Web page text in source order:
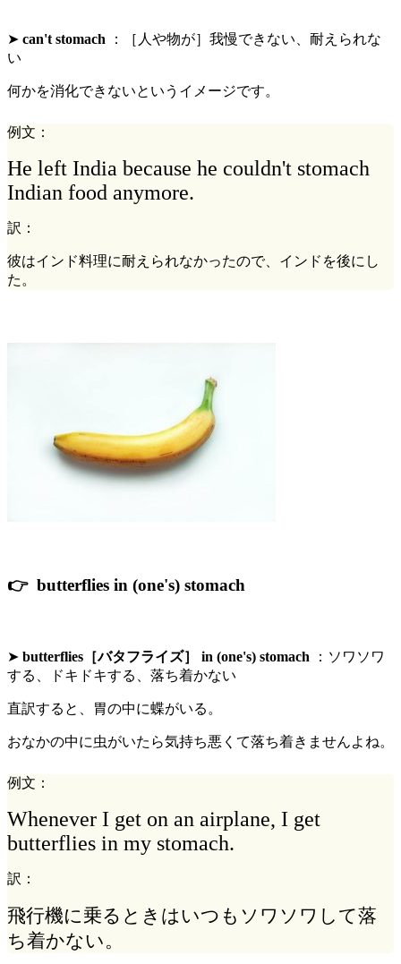
➤ can't stomach ：［人や物が］ 我慢できない 、耐えられな
い
何かを消化できないというイメージです。
例文：
He left India because he couldn't stomach
Indian food anymore.
訳：
彼はインド料理に耐えられなかったので、インドを後にし
た。
👉 butterflies in (one's) stomach
➤ butterflies［バタフライズ］ in (one's) stomach ： ソワソワ
する
、ドキドキする、落ち着かない
直訳すると、胃の中に蝶がいる。
おなかの中に虫がいたら気持ち悪くて落ち着きませんよね。
例文：
Whenever I get on an airplane, I get
butterflies in my stomach.
訳：
飛行機に乗るときはいつもソワソワして落
ち着かない。